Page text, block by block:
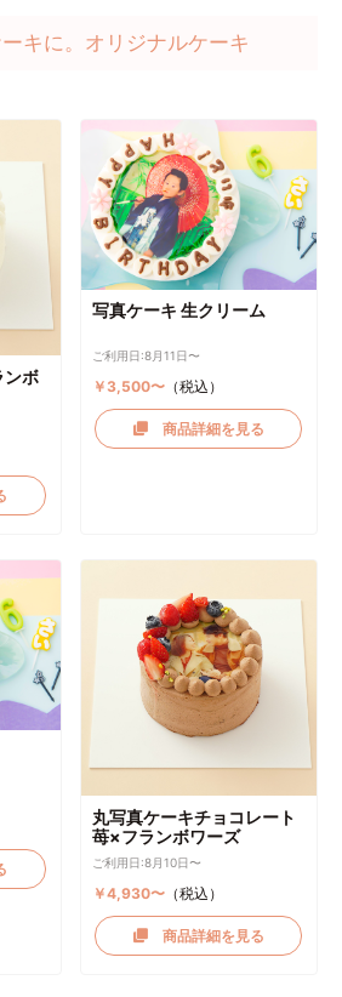
キに。オリジナルケーキ
ンボ
写真ケーキ 生クリーム
ご利用日:8月11日〜
￥3,500〜 （税込）
商品詳細を見る
丸写真ケーキチョコレート
苺×フランボワーズ
ご利用日:8月10日〜
￥4,930〜 （税込）
商品詳細を見る